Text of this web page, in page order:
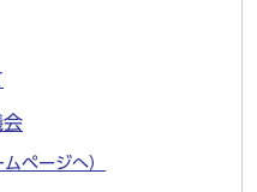
会
ページへ）